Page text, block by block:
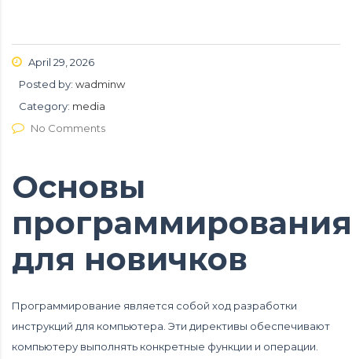
April 29, 2026
Posted by: wadminw
Category: media
No Comments
Основы
программирования
для новичков
Программирование является собой ход разработки
инструкций для компьютера. Эти директивы обеспечивают
компьютеру выполнять конкретные функции и операции.